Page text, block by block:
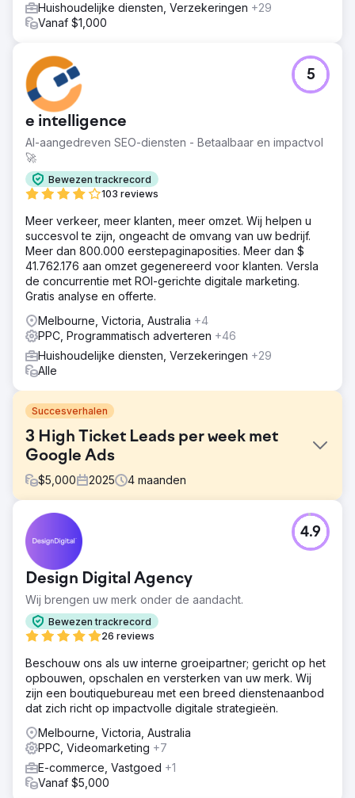
Huishoudelijke diensten, Verzekeringen +29
Vanaf $1,000
e intelligence
AI-aangedreven SEO-diensten - Betaalbaar en impactvol
🚀
Bewezen trackrecord
103 reviews
5
Meer verkeer, meer klanten, meer omzet. Wij helpen u
succesvol te zijn, ongeacht de omvang van uw bedrijf.
Meer dan 800.000 eerstepaginaposities. Meer dan $
41.762.176 aan omzet gegenereerd voor klanten. Versla
de concurrentie met ROI-gerichte digitale marketing.
Gratis analyse en offerte.
Melbourne, Victoria, Australia +4
PPC, Programmatisch adverteren +46
Huishoudelijke diensten, Verzekeringen +29
Alle
Succesverhalen
3 High Ticket Leads per week met
Google Ads
$5,000 2025 4 maanden
Uitdaging
"Digitale marketing werkt gewoon niet in deze branche."
Dat was wat deze klant bij elk evenement te horen kreeg,
en tot ze met ons samenwerkten, was dat hun ervaring.
Een beter begrip van wat een nichemarkt is, stelde ons
niet alleen in staat om effectievere copy- en
zoekwoordstrategieën te ontwikkelen, maar ook om een
alternatieve budgetstrategie te proberen die ons
marktleider maakte.
Oplossing
We hebben de volledige digitale suite voor deze klant
verzorgd, maar het was hoogseizoen toen we ze aan
boord haalden en nu leads wilden genereren. We
gooiden het hele draaiboek van hun vorige bureaus
overboord en gingen meteen aan de slag met een
dodelijk effectieve landingspagina, waar je geen nee
tegen kon zeggen. Binnen twee weken was die live en
vanaf het moment dat we de advertenties live zetten,
Design Digital Agency
Wij brengen uw merk onder de aandacht.
Bewezen trackrecord
26 reviews
4.9
Beschouw ons als uw interne groeipartner; gericht op het
opbouwen, opschalen en versterken van uw merk. Wij
zijn een boutiquebureau met een breed dienstenaanbod
dat zich richt op impactvolle digitale strategieën.
Melbourne, Victoria, Australia
PPC, Videomarketing +7
E-commerce, Vastgoed +1
Vanaf $5,000